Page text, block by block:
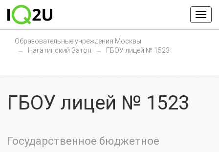
Образовательные учреждения Москвы
Нагатинский Затон
ГБОУ лицей № 1523
ГБОУ лицей № 1523
Государственное бюджетное